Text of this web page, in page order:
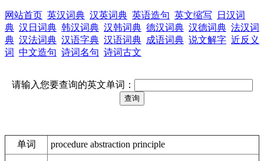
网站首页 英汉词典 汉英词典 英语造句 英文缩写
日汉词
典 汉日词典 韩汉词典 汉韩词典 德汉词典 汉德词典 法汉词
典 汉法词典 汉语字典 汉语词典 成语词典 说文解字 近反义
词 中文造句 诗词名句 诗词古文
请输入您要查询的英文单词：
单词 procedure abstraction principle